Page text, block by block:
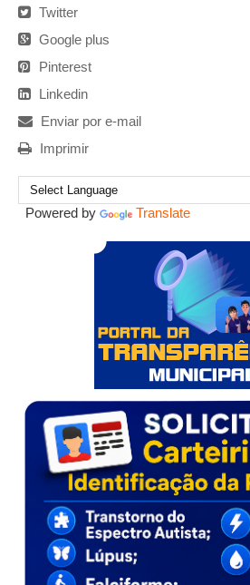
Twitter
Google plus
Pinterest
Linkedin
Enviar por e-mail
Imprimir
Powered by Translate